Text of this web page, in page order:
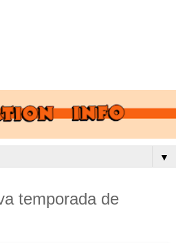
▼
temporada de